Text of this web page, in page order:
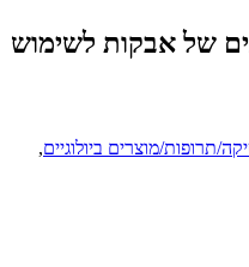
של אבקות לשימוש
תרופות/מוצרים ביולוגיים,